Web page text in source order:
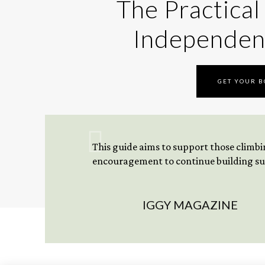
The
GET YOUR
This guide aims to support those
encouragement to continue building
IGGY MAGAZINE